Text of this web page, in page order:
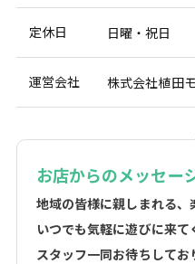
定休日 日曜・祝日
運営会社 株式会社植田
お店からのメッセー
地域の皆様に親しまれる、
いつでも気軽に遊びに来て
スタッフ一同お待ちしてお